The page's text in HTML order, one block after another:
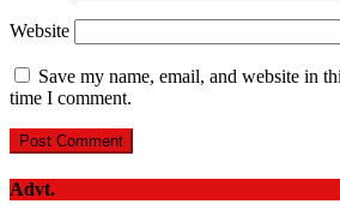
Website
Save my name, email, and website in
time I comment.
Advt.